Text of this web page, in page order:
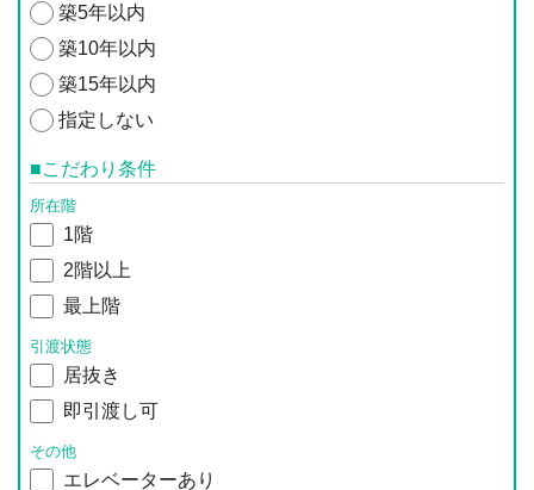
築5年以内
築10年以内
築15年以内
指定しない
■こだわり条件
所在階
1階
2階以上
最上階
引渡状態
居抜き
即引渡し可
その他
エレベーターあり